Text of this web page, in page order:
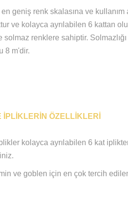
geniş renk skalasına ve kullanım
ve kolayca ayrılabilen 6 kattan
solmaz renklere sahiptir. Solmazlığı
8 m'dir.
İPLİKLERİN ÖZELLİKLERİ
kolayca ayrılabilen 6 kat
ve goblen için en çok tercih